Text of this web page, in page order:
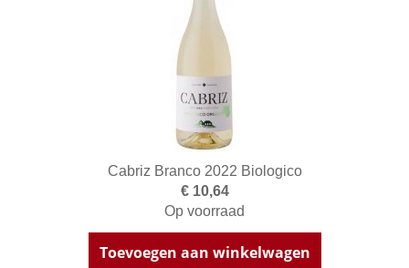
Cabriz Branco 2022 Biologico
€ 10,64
Op voorraad
Toevoegen aan winkelwagen